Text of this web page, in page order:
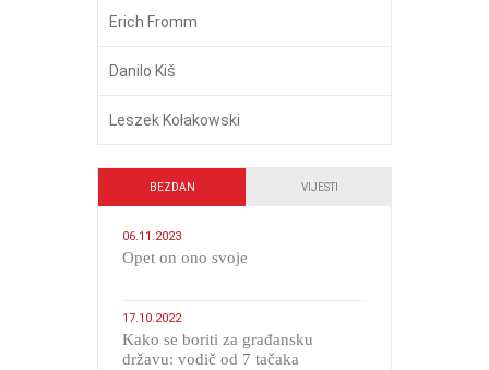
Erich Fromm
Danilo Kiš
Leszek Kołakowski
BEZDAN VIJESTI
06.11.2023
​Opet on ono svoje
17.10.2022
Kako se boriti za građansku
državu: vodič od 7 tačaka